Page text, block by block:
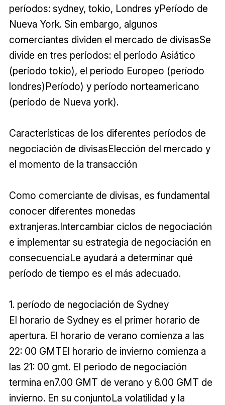
períodos: sydney, tokio, Londres yPeríodo de
Nueva York. Sin embargo, algunos
comerciantes dividen el mercado de divisasSe
divide en tres períodos: el período Asiático
(período tokio), el período Europeo (período
londres)Período) y período norteamericano
(período de Nueva york).
Características de los diferentes períodos de
negociación de divisasElección del mercado y
el momento de la transacción
Como comerciante de divisas, es fundamental
conocer diferentes monedas
extranjeras.Intercambiar ciclos de negociación
e implementar su estrategia de negociación en
consecuenciaLe ayudará a determinar qué
período de tiempo es el más adecuado.
1. período de negociación de Sydney
El horario de Sydney es el primer horario de
apertura. El horario de verano comienza a las
22: 00 GMTEl horario de invierno comienza a
las 21: 00 gmt. El periodo de negociación
termina en7.00 GMT de verano y 6.00 GMT de
invierno. En su conjuntoLa volatilidad y la